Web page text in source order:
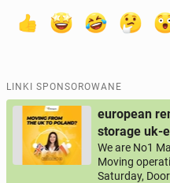
LINKI SPONSOROWANE
european
storage uk-
We are No1
Moving
Saturday,